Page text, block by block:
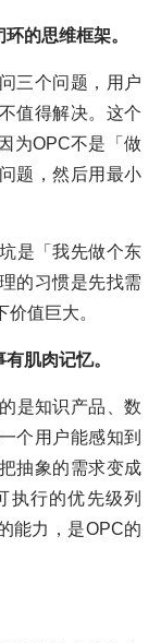
的思维框架。
三个问题，用户
值得解决。这个
为OPC不是「做
题，然后用最小
是「我先做个东
的习惯是先找需
值巨大。
肌肉记忆。
是知识产品、数
个用户能感知到
抽象的需求变成
执行的优先级列
能力，是OPC的